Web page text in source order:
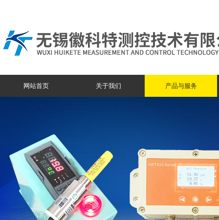
网站首页 关于我们 产品与服务